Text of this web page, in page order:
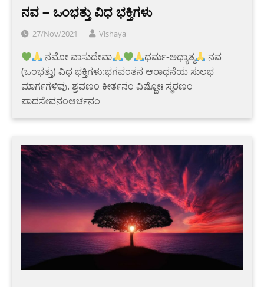
ನವ – ಒಂಭತ್ತು ವಿಧ ಭಕ್ತಿಗಳು
27/Nov/2021 Vishaya
ನಮೋ ವಾಸುದೇವಾ ಧರ್ಮ-ಅಧ್ಯಾತ್ಮ
ನವ
(ಒಂಭತ್ತು) ವಿಧ ಭಕ್ತಿಗಳು:ಭಗವಂತನ ಆರಾಧನೆಯ ಸುಲಭ
ಮಾರ್ಗಗಳಿವು. ಶ್ರವಣಂ ಕೀರ್ತನಂ ವಿಷ್ಣೋಃ ಸ್ಮರಣಂ
ಪಾದಸೇವನಂಆರ್ಚನಂ